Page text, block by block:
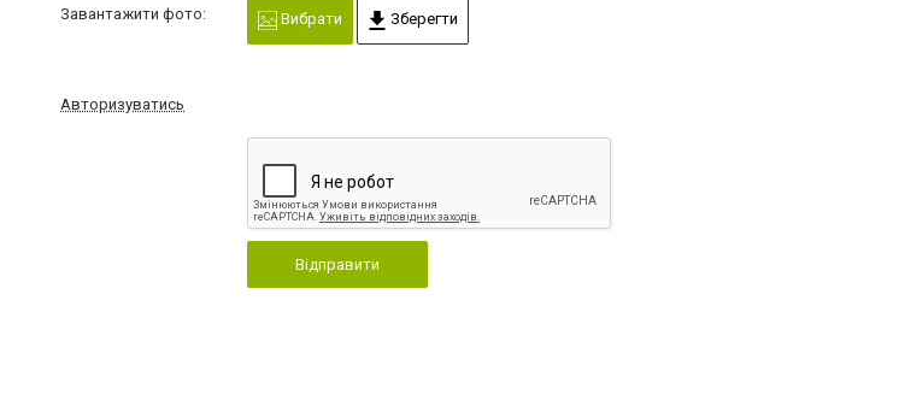
Завантажити фото: Вибрати Зберегти
Авторизуватись
Відправити